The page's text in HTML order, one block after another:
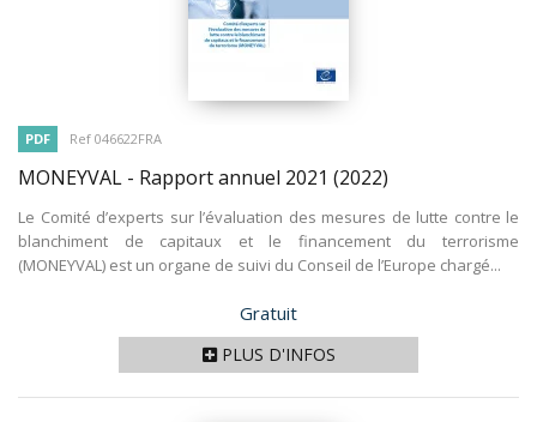
PDF Ref 046622FRA
MONEYVAL - Rapport annuel 2021 (2022)
Le Comité d’experts sur l’évaluation des mesures de lutte contre le
blanchiment de capitaux et le financement du terrorisme
(MONEYVAL) est un organe de suivi du Conseil de l’Europe chargé...
Prix
Gratuit
PLUS D'INFOS